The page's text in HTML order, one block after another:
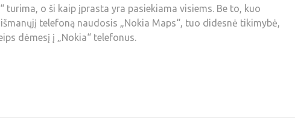
o ši kaip įprasta yra pasiekiama visiems. Be to, kuo
telefoną naudosis „Nokia Maps“, tuo didesnė tikimybė,
dėmesį į „Nokia“ telefonus.